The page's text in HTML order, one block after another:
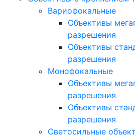
Вариофокальные
Объективы
разрешения
Объективы
разрешения
Монофокальные
Объективы
разрешения
Объективы
разрешения
Светосильные